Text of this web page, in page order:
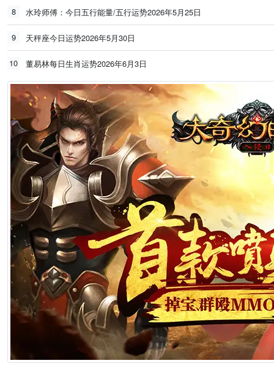
8 水玲师傅：今日五行能量/五行运势2026年5月25日
9 天秤座今日运势2026年5月30日
10 董易林每日生肖运势2026年6月3日